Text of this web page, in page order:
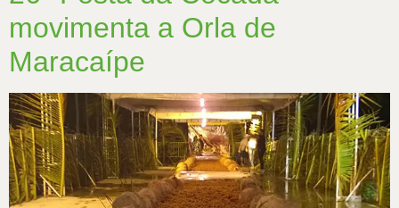
movimenta a Orla de
Maracaípe